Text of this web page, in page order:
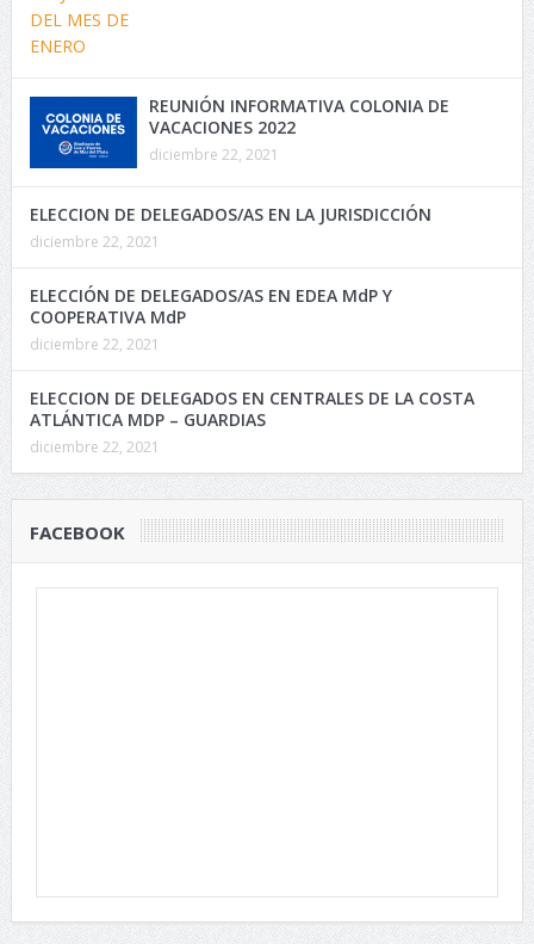
REUNIÓN INFORMATIVA COLONIA DE
VACACIONES 2022
diciembre 22, 2021
ELECCION DE DELEGADOS/AS EN LA JURISDICCIÓN
diciembre 22, 2021
ELECCIÓN DE DELEGADOS/AS EN EDEA MdP Y
COOPERATIVA MdP
diciembre 22, 2021
ELECCION DE DELEGADOS EN CENTRALES DE LA COSTA
ATLÁNTICA MDP – GUARDIAS
diciembre 22, 2021
FACEBOOK